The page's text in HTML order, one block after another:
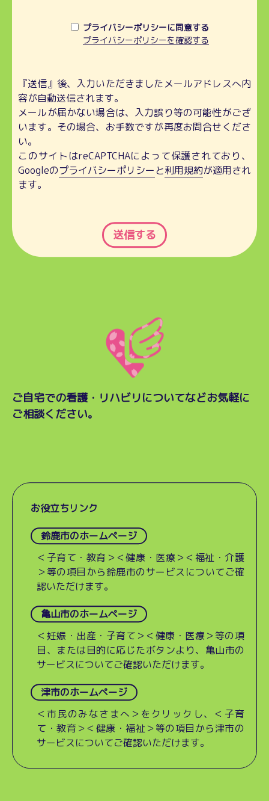
プライバシーポリシーに同意する
プライバシーポリシーを確認する
『送信』後、入力いただきましたメールアドレスへ内
容が自動送信されます。
メールが届かない場合は、入力誤り等の可能性がござ
います。その場合、お手数ですが再度お問合せくださ
い。
このサイトはreCAPTCHAによって保護されており、
Googleのプライバシーポリシーと利用規約が適用され
ます。
ご自宅での看護・リハビリについてなどお気軽に
ご相談ください。
お役立ちリンク
鈴鹿市のホームページ
＜子育て・教育＞＜健康・医療＞＜福祉・介護
＞等の項目から鈴鹿市のサービスについてご確
認いただけます。
亀山市のホームページ
＜妊娠・出産・子育て＞＜健康・医療＞等の項
目、または目的に応じたボタンより、亀山市の
サービスについてご確認いただけます。
津市のホームページ
＜市民のみなさまへ＞をクリックし、＜子育
て・教育＞＜健康・福祉＞等の項目から津市の
サービスについてご確認いただけます。